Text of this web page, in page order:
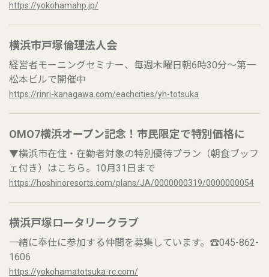
https://yokohamahp.jp/
横浜市戸塚倫理法人会
経営者モーニングセミナー、毎週木曜日朝6時30分～第一
松本ビルで開催中
https://rinri-kanagawa.com/eachcities/yh-totsuka
OMO7横浜オープン記念！市民限定で特別価格に
▼横浜市在住・在勤者対象の特別優待プラン（朝食ブッフ
ェ付き）はこちら。10月31日まで
https://hoshinoresorts.com/plans/JA/0000000319/0000000054
横浜戸塚ロータリークラブ
一緒に奉仕に参加する仲間を募集しています。☎045-862-
1606
https://yokohamatotsuka-rc.com/